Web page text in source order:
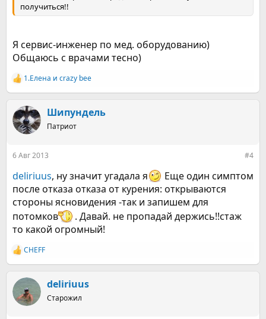
получиться!!
Я сервис-инженер по мед. оборудованию)
Общаюсь с врачами тесно)
Р
е
к
ц
и
1.Елена и crazy bee
Шипундель
Патриот
6 Авг 2013 #4
deliriuus, ну значит угадала я
Еще один симптом
после отказа отказа от курения: открываются
стороны ясновидения -так и запишем для
потомков
. Давай. не пропадай держись!!стаж
то какой огромный!
Р
е
к
ц
и
CHEFF
deliriuus
Старожил